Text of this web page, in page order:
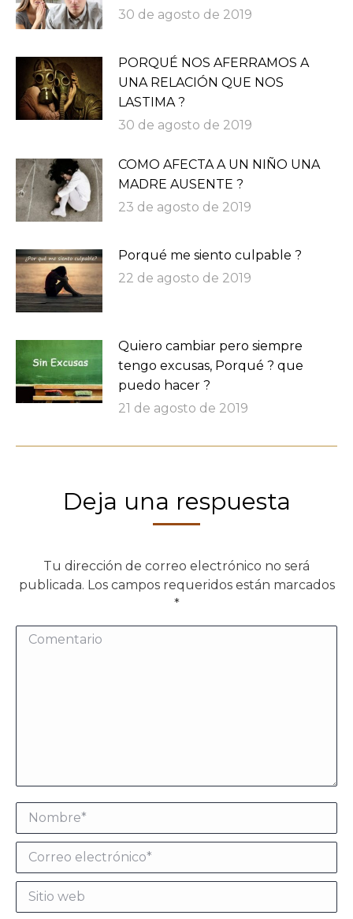
30 de agosto de 2019
PORQUÉ NOS AFERRAMOS A
UNA RELACIÓN QUE NOS
LASTIMA ?
30 de agosto de 2019
COMO AFECTA A UN NIÑO UNA
MADRE AUSENTE ?
23 de agosto de 2019
Porqué me siento culpable ?
22 de agosto de 2019
Quiero cambiar pero siempre
tengo excusas, Porqué ? que
puedo hacer ?
21 de agosto de 2019
Deja una respuesta
Tu dirección de correo electrónico no será
publicada. Los campos requeridos están marcados
*
Comentario
Nombre *
Correo electrónico *
Sitio web